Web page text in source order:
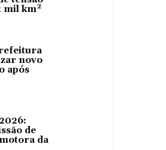
mil km²
novo
após
de
da